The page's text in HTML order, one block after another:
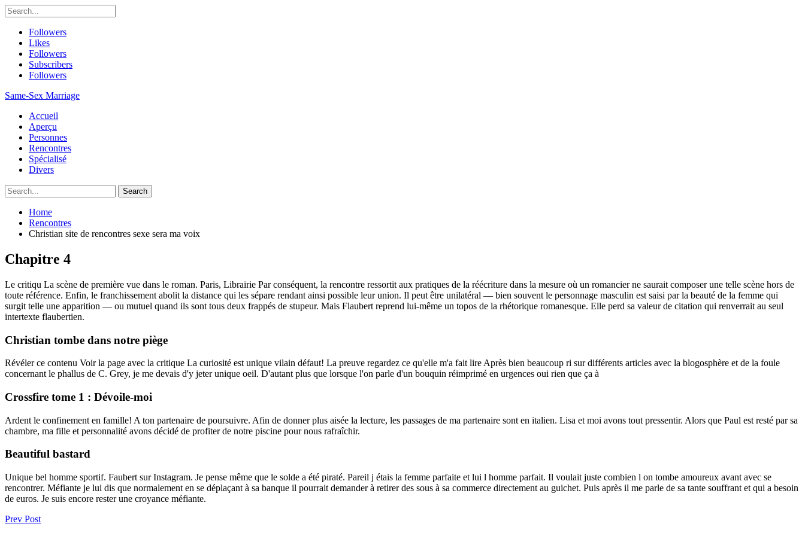
Followers
Likes
Followers
Subscribers
Followers
Same-Sex Marriage
Accueil
Aperçu
Personnes
Rencontres
Spécialisé
Divers
Home
Rencontres
Christian site de rencontres sexe sera ma voix
Chapitre 4
Le critiqu La scène de première vue dans le roman. Paris, Librairie Par conséquent, la rencontre ressortit aux pratiques de la réécriture dans la mesure où un romancier ne saurait composer une telle scène hors de
toute référence. Enfin, le franchissement abolit la distance qui les sépare rendant ainsi possible leur union. Il peut être unilatéral — bien souvent le personnage masculin est saisi par la beauté de la femme qui
surgit telle une apparition — ou mutuel quand ils sont tous deux frappés de stupeur. Mais Flaubert reprend lui-même un topos de la rhétorique romanesque. Elle perd sa valeur de citation qui renverrait au seul
intertexte flaubertien.
Christian tombe dans notre piège
Révéler ce contenu Voir la page avec la critique La curiosité est unique vilain défaut! La preuve regardez ce qu'elle m'a fait lire Après bien beaucoup ri sur différents articles avec la blogosphère et de la foule
concernant le phallus de C. Grey, je me devais d'y jeter unique oeil. D'autant plus que lorsque l'on parle d'un bouquin réimprimé en urgences oui rien que ça à
Crossfire tome 1 : Dévoile-moi
Ardent le confinement en famille! A ton partenaire de poursuivre. Afin de donner plus aisée la lecture, les passages de ma partenaire sont en italien. Lisa et moi avons tout pressentir. Alors que Paul est resté par sa
chambre, ma fille et personnalité avons décidé de profiter de notre piscine pour nous rafraîchir.
Beautiful bastard
Unique bel homme sportif. Faubert sur Instagram. Je pense même que le solde a été piraté. Pareil j étais la femme parfaite et lui l homme parfait. Il voulait juste combien l on tombe amoureux avant avec se
rencontrer. Méfiante je lui dis que normalement en se déplaçant à sa banque il pourrait demander à retirer des sous à sa commerce directement au guichet. Puis après il me parle de sa tante souffrant et qui a besoin
de euros. Je suis encore rester une croyance méfiante.
Prev Post